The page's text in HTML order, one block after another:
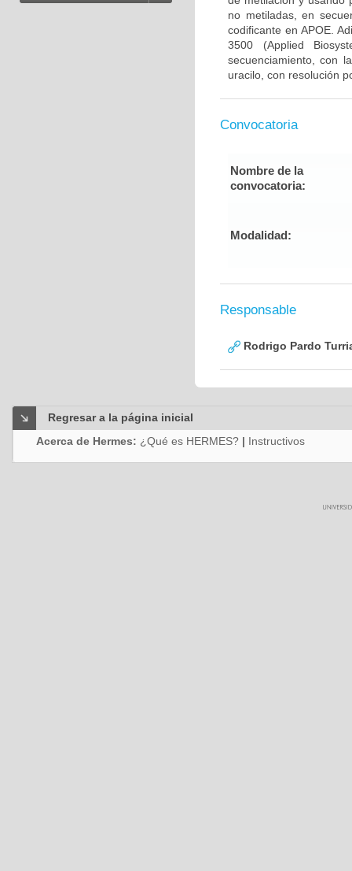
no metiladas, en
codificante en APOE.
3500 (Applied
secuenciamiento, con
uracilo, con resolución
Convocatoria
Nombre de la
convocatoria:
Modalidad:
Responsable
Rodrigo Pardo
Regresar a la página inicial
Acerca de Hermes: ¿Qué es HERMES? | Instructivos